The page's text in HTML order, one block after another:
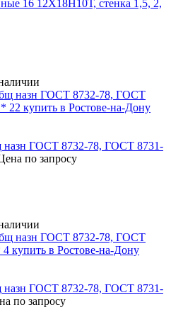
16 12Х18Н10Т, стенка 1,5, 2,
назн ГОСТ 8732-78, ГОСТ 8731-
по запросу
назн ГОСТ 8732-78, ГОСТ 8731-
по запросу